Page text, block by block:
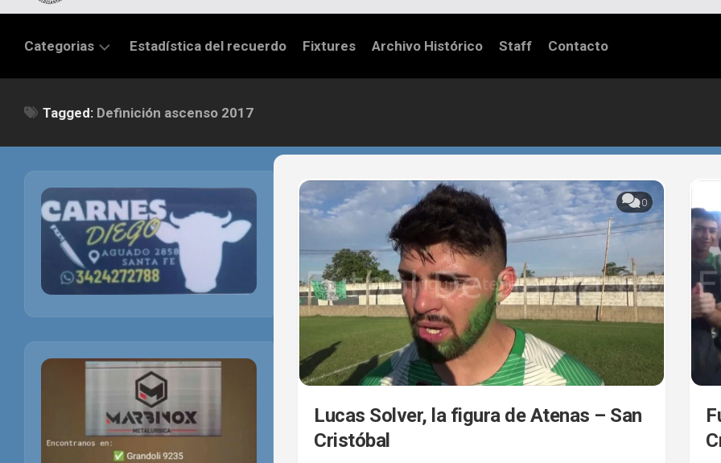
Categorias
SANTAFESINA
OTRAS
TORNEO
FEDERAL
NACIONAL
PRIMERA
INTERNACIONAL
Estadística del recuerdo Fixtures Archivo Histórico Staff Contacto
Tagged: Definición ascenso 2017
0
Lucas Solver, la figura de Atenas – San
Cristóbal